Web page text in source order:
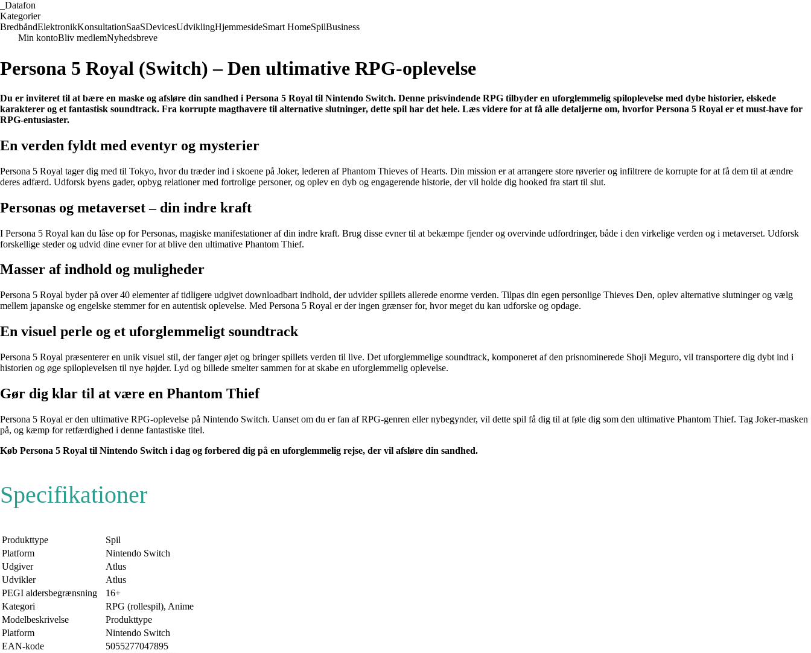
Datafon
Kategorier
BredbåndElektronikKonsultationSaaSDevicesUdviklingHjemmesideSmart HomeSpilBusiness
Min kontoBliv medlemNyhedsbreve
Persona 5 Royal (Switch) – Den ultimative RPG-oplevelse
Du er inviteret til at bære en maske og afsløre din sandhed i Persona 5 Royal til Nintendo Switch. Denne prisvindende RPG tilbyder en uforglemmelig spiloplevelse med dybe historier, elskede
karakterer og et fantastisk soundtrack. Fra korrupte magthavere til alternative slutninger, dette spil har det hele. Læs videre for at få alle detaljerne om, hvorfor Persona 5 Royal er et must-have for
RPG-entusiaster.
En verden fyldt med eventyr og mysterier
Persona 5 Royal tager dig med til Tokyo, hvor du træder ind i skoene på Joker, lederen af Phantom Thieves of Hearts. Din mission er at arrangere store røverier og infiltrere de korrupte for at få dem til at ændre
deres adfærd. Udforsk byens gader, opbyg relationer med fortrolige personer, og oplev en dyb og engagerende historie, der vil holde dig hooked fra start til slut.
Personas og metaverset – din indre kraft
I Persona 5 Royal kan du låse op for Personas, magiske manifestationer af din indre kraft. Brug disse evner til at bekæmpe fjender og overvinde udfordringer, både i den virkelige verden og i metaverset. Udforsk
forskellige steder og udvid dine evner for at blive den ultimative Phantom Thief.
Masser af indhold og muligheder
Persona 5 Royal byder på over 40 elementer af tidligere udgivet downloadbart indhold, der udvider spillets allerede enorme verden. Tilpas din egen personlige Thieves Den, oplev alternative slutninger og vælg
mellem japanske og engelske stemmer for en autentisk oplevelse. Med Persona 5 Royal er der ingen grænser for, hvor meget du kan udforske og opdage.
En visuel perle og et uforglemmeligt soundtrack
Persona 5 Royal præsenterer en unik visuel stil, der fanger øjet og bringer spillets verden til live. Det uforglemmelige soundtrack, komponeret af den prisnominerede Shoji Meguro, vil transportere dig dybt ind i
historien og øge spiloplevelsen til nye højder. Lyd og billede smelter sammen for at skabe en uforglemmelig oplevelse.
Gør dig klar til at være en Phantom Thief
Persona 5 Royal er den ultimative RPG-oplevelse på Nintendo Switch. Uanset om du er fan af RPG-genren eller nybegynder, vil dette spil få dig til at føle dig som den ultimative Phantom Thief. Tag Joker-masken
på, og kæmp for retfærdighed i denne fantastiske titel.
Køb Persona 5 Royal til Nintendo Switch i dag og forbered dig på en uforglemmelig rejse, der vil afsløre din sandhed.
Specifikationer
Produkttype
Spil
Platform
Nintendo Switch
Udgiver
Atlus
Udvikler
Atlus
PEGI aldersbegrænsning
16+
Kategori
RPG (rollespil), Anime
Modelbeskrivelse
Produkttype
Platform
Nintendo Switch
EAN-kode
5055277047895